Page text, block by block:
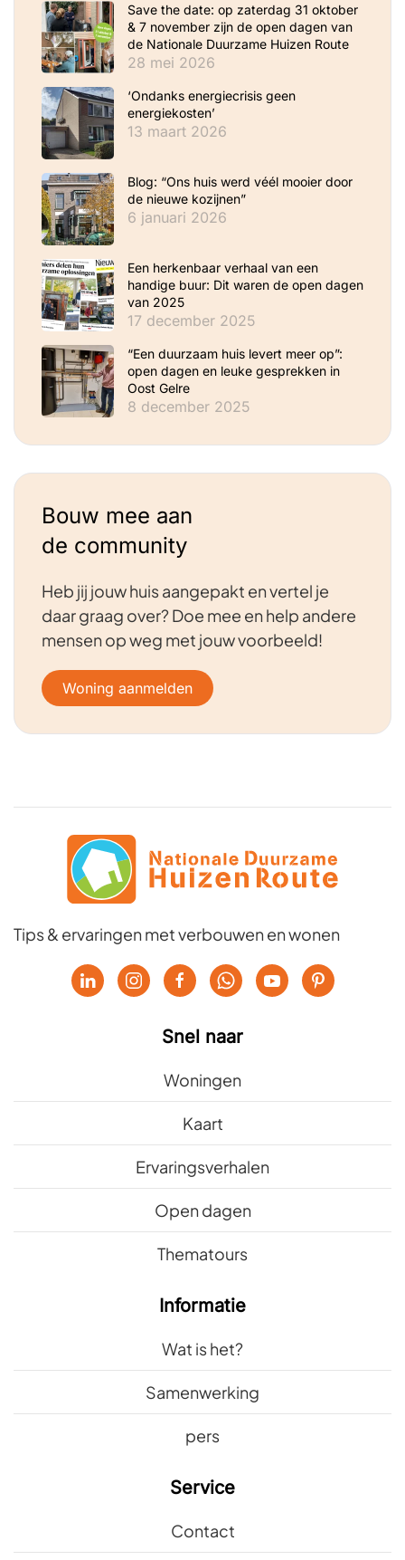
Save the date: op zaterdag 31 oktober
& 7 november zijn de open dagen van
de Nationale Duurzame Huizen Route
28 mei 2026
‘Ondanks energiecrisis geen
energiekosten’
13 maart 2026
Blog: “Ons huis werd véél mooier door
de nieuwe kozijnen”
6 januari 2026
Een herkenbaar verhaal van een
handige buur: Dit waren de open dagen
van 2025
17 december 2025
“Een duurzaam huis levert meer op”:
open dagen en leuke gesprekken in
Oost Gelre
8 december 2025
Bouw mee aan
de community
Heb jij jouw huis aangepakt en vertel je
daar graag over? Doe mee en help andere
mensen op weg met jouw voorbeeld!
Woning aanmelden
Tips & ervaringen met verbouwen en wonen
Snel naar
Woningen
Kaart
Ervaringsverhalen
Open dagen
Thematours
Informatie
Wat is het?
Samenwerking
pers
Service
Contact